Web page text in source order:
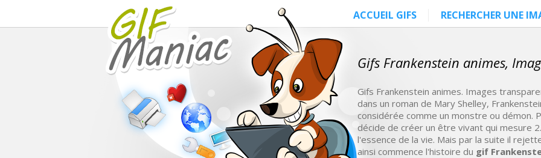
ACCUEIL GIFS RECHERCHER UNE
Gifs Frankenstein animes,
Gifs Frankenstein animes. Images
dans un roman de Mary Shelley,
considérée comme un monstre ou démon.
décide de créer un être vivant qui mesure
l'essence de la vie. Mais par la suite il
ainsi commence l'histoire du gif